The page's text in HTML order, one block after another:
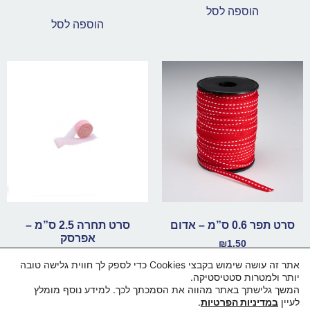
הוספה לסל
הוספה לסל
סרט תפר 0.6 ס”מ – אדום
₪1.50
הוספה לסל
סרט תחרה 2.5 ס”מ –
אפרסק
הוספה לסל
אתר זה עושה שימוש בקבצי Cookies כדי לספק לך חווית גלישה טובה
יותר ולמטרות סטטיסטיקה.
המשך גלישתך באתר מהווה את הסמכתך לכך. למידע נוסף מומלץ
לעיין במדיניות הפרטיות.